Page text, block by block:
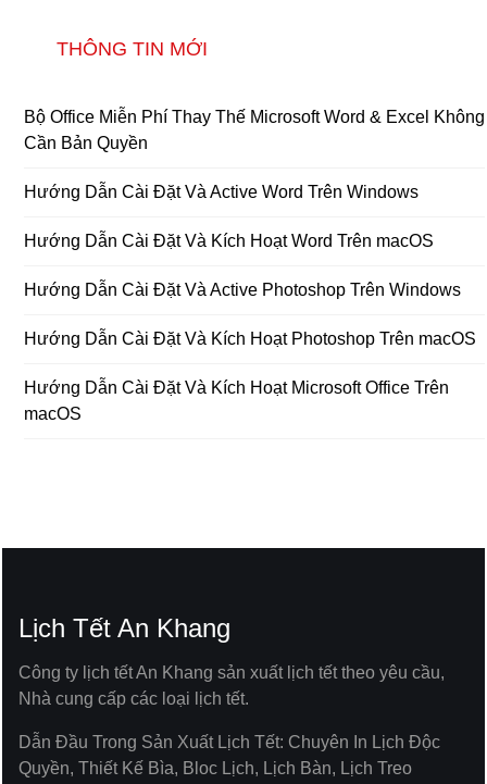
THÔNG TIN MỚI
Bộ Office Miễn Phí Thay Thế Microsoft Word & Excel Không
Cần Bản Quyền
Hướng Dẫn Cài Đặt Và Active Word Trên Windows
Hướng Dẫn Cài Đặt Và Kích Hoạt Word Trên macOS
Hướng Dẫn Cài Đặt Và Active Photoshop Trên Windows
Hướng Dẫn Cài Đặt Và Kích Hoạt Photoshop Trên macOS
Hướng Dẫn Cài Đặt Và Kích Hoạt Microsoft Office Trên
macOS
Lịch Tết An Khang
Công ty lịch tết An Khang sản xuất lịch tết theo yêu cầu,
Nhà cung cấp các loại lịch tết.
Dẫn Đầu Trong Sản Xuất Lịch Tết: Chuyên In Lịch Độc
Quyền, Thiết Kế Bìa, Bloc Lịch, Lịch Bàn, Lịch Treo